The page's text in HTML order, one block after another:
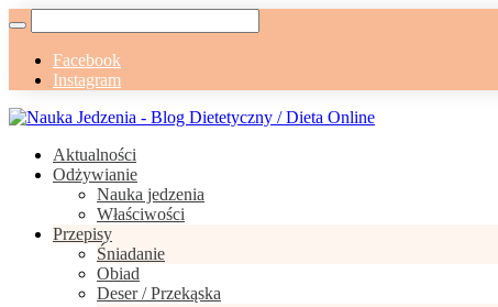
Facebook
Instagram
Aktualności
Odżywianie
Nauka jedzenia
Właściwości
Przepisy
Śniadanie
Obiad
Deser / Przekąska